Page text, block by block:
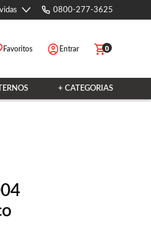
0800-277-3625
Favoritos Entrar 0
+ CATEGORIAS